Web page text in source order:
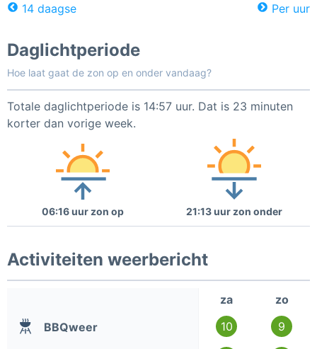
14 daagse Per uur
Daglichtperiode
Hoe laat gaat de zon op en onder vandaag?
Totale daglichtperiode is 14:57 uur. Dat is 23 minuten
korter dan vorige week.
06:16 uur zon op 21:13 uur zon onder
Activiteiten weerbericht
za
zo
BBQweer
10 9